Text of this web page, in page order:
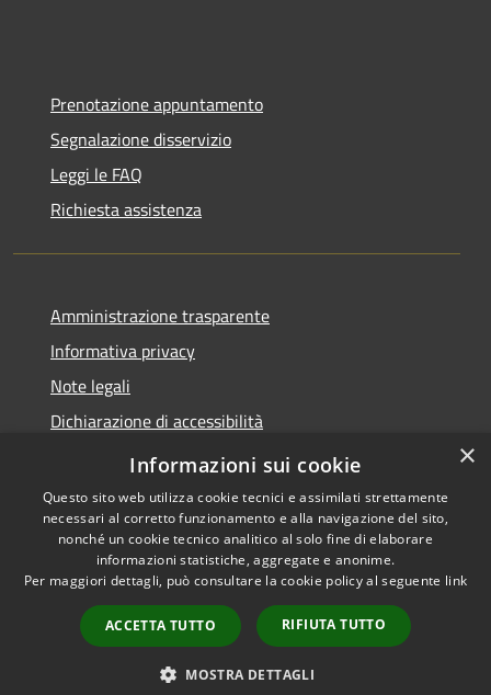
Prenotazione appuntamento
Segnalazione disservizio
Leggi le FAQ
Richiesta assistenza
Amministrazione trasparente
Informativa privacy
Note legali
Dichiarazione di accessibilità
Statistiche Web
Accessibilità
Copyright © 2026 • Comune di
Calenzano • Powered by
Municipium•
Accesso
redazione
×
Informazioni sui cookie
Questo sito web utilizza cookie tecnici e assimilati strettamente
necessari al corretto funzionamento e alla navigazione del sito,
nonché un cookie tecnico analitico al solo fine di elaborare
informazioni statistiche, aggregate e anonime.
Per maggiori dettagli, può consultare la cookie policy al seguente link
ACCETTA TUTTO RIFIUTA TUTTO
MOSTRA DETTAGLI